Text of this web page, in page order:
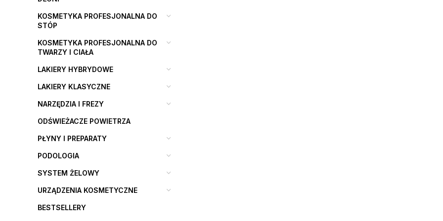
KOSMETYKA PROFESJONALNA DO
STÓP
KOSMETYKA PROFESJONALNA DO
TWARZY I CIAŁA
LAKIERY HYBRYDOWE
LAKIERY KLASYCZNE
NARZĘDZIA I FREZY
ODŚWIEŻACZE POWIETRZA
PŁYNY I PREPARATY
PODOLOGIA
SYSTEM ŻELOWY
URZĄDZENIA KOSMETYCZNE
BESTSELLERY